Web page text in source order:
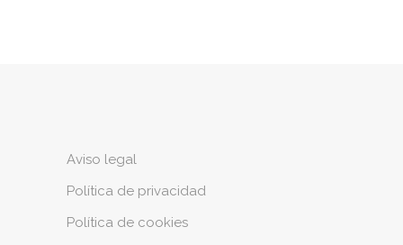
Aviso legal
Política de privacidad
Política de cookies